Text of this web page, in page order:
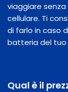
viaggiare
cellulare. Ti
di farlo in caso
batteria del tuo
Qual è il